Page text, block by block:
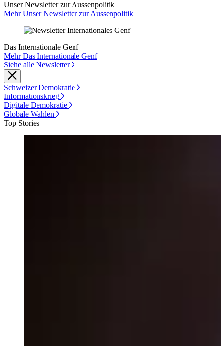
Unser Newsletter zur Aussenpolitik
Mehr Unser Newsletter zur Aussenpolitik
Das Internationale Genf
Mehr Das Internationale Genf
Siehe alle Newsletter
Schweizer Demokratie
Informationskrieg
Digitale Demokratie
Globale Wahlen
Top Stories